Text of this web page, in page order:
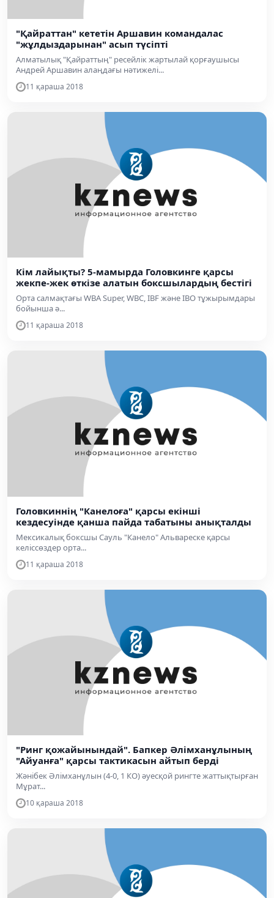
"Қайраттан" кететін Аршавин командалас
"жұлдыздарынан" асып түсіпті
Алматылық "Қайраттың" ресейлік жартылай қорғаушысы
Андрей Аршавин алаңдағы нәтижелі...
11 қараша 2018
Кім лайықты? 5-мамырда Головкинге қарсы
жекпе-жек өткізе алатын боксшылардың бестігі
Орта салмақтағы WBA Super, WBC, IBF және IBO тұжырымдары
бойынша ә...
11 қараша 2018
Головкиннің "Канелоға" қарсы екінші
кездесуінде қанша пайда табатыны анықталды
Мексикалық боксшы Сауль "Канело" Альвареске қарсы
келіссөздер орта...
11 қараша 2018
"Ринг қожайынындай". Бапкер Әлімханұлының
"Айуанға" қарсы тактикасын айтып берді
Жәнібек Әлімханұлын (4-0, 1 КО) әуесқой рингте жаттықтырған
Мұрат...
10 қараша 2018